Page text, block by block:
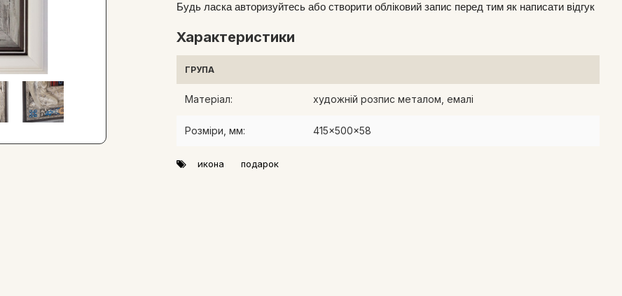
Будь ласка авторизуйтесь або створити обліковий запис перед тим як написати відгук
Характеристики
ГРУПА
Матеріал: художній розпис металом, емалі
Розміри, мм: 415x500x58
икона подарок